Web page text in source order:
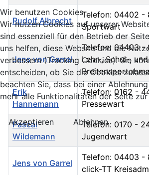
Rudolf Albrecht
Telefon: 04402 -
Sportwart
Jens von Garrel
Telefon: 04403 -
Lehr-, Schul-, und
Erik
Hannemann
Telefon: 0162 -
Pressewart
Pascal
Wildemann
Telefon: 0170 -
Jugendwart
Jens von Garrel
Telefon: 04403 -
click-TT
Wir benutzen Cookies
Wir nutzen Cookies auf unserer
sind essenziell für den Betrieb der
uns helfen, diese Website und die
verbessern (Tracking Cookies). Sie
entscheiden, ob Sie die Cookies
beachten Sie, dass bei einer
mehr alle Funktionalitäten der Seite
Akzeptieren Ablehnen